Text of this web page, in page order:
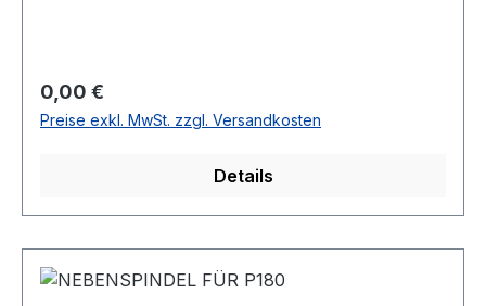
Regulärer Preis:
0,00 €
Preise exkl. MwSt. zzgl. Versandkosten
Details